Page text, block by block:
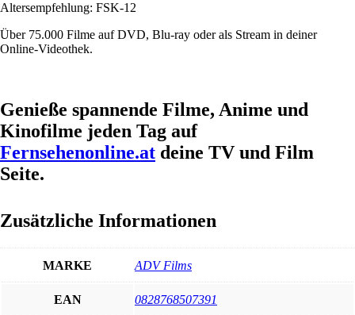
Altersempfehlung: FSK-12
Über 75.000 Filme auf DVD, Blu-ray oder als Stream in deiner
Online-Videothek.
Genieße spannende Filme, Anime und
Kinofilme jeden Tag auf
Fernsehenonline.at deine TV und Film
Seite.
Zusätzliche Informationen
MARKE ADV Films
EAN 0828768507391